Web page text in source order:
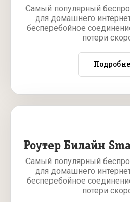
Самый популярный
для домашнего
бесперебойное
потери
Роутер Билайн
Самый популярный
для домашнего
бесперебойное
потери